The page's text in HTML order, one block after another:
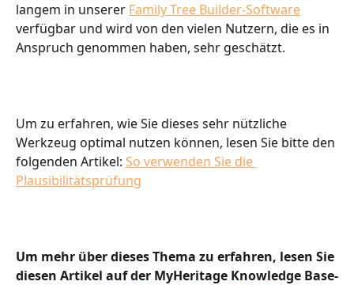
langem in unserer Family Tree Builder-Software
verfügbar und wird von den vielen Nutzern, die es in
Anspruch genommen haben, sehr geschätzt.
Um zu erfahren, wie Sie dieses sehr nützliche
Werkzeug optimal nutzen können, lesen Sie bitte den
folgenden Artikel: So verwenden Sie die
Plausibilitätsprüfung
Um mehr über dieses Thema zu erfahren, lesen Sie
diesen Artikel auf der MyHeritage Knowledge Base-